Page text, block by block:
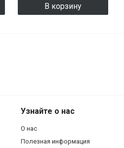
В корзину
Узнайте о нас
О нас
Полезная информация